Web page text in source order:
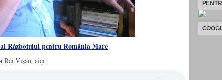
Războiului pentru România Mare
Rei Vișan, aici